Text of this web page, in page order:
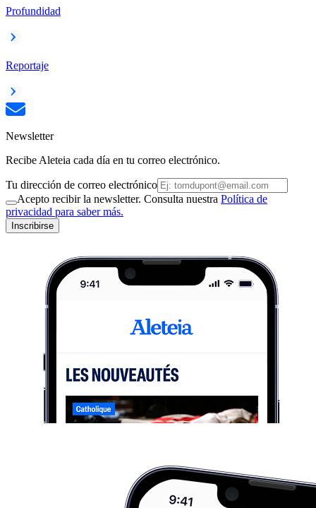
Profundidad
Reportaje
Newsletter
Recibe Aleteia cada día en tu correo electrónico.
Tu dirección de correo electrónico
Acepto recibir la newsletter. Consulta nuestra Política de
privacidad para saber más.
Inscribirse